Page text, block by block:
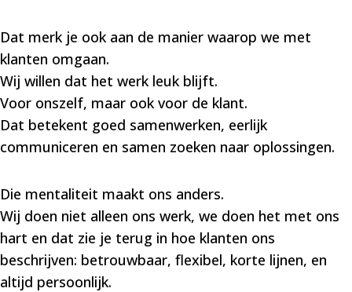
Dat merk je ook aan de manier waarop we met
klanten omgaan.
Wij willen dat het werk leuk blijft.
Voor onszelf, maar ook voor de klant.
Dat betekent goed samenwerken, eerlijk
communiceren en samen zoeken naar oplossingen.
Die mentaliteit maakt ons anders.
Wij doen niet alleen ons werk, we doen het met ons
hart en dat zie je terug in hoe klanten ons
beschrijven: betrouwbaar, flexibel, korte lijnen, en
altijd persoonlijk.